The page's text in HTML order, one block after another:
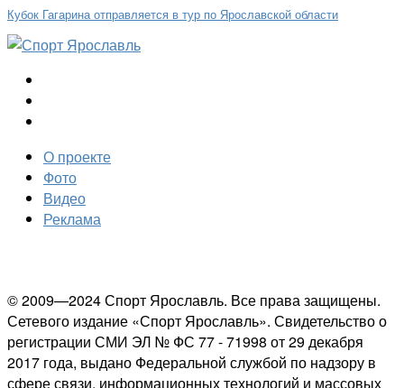
Кубок Гагарина отправляется в тур по Ярославской области
О проекте
Фото
Видео
Реклама
© 2009—2024 Спорт Ярославль. Все права защищены.
Сетевого издание «Спорт Ярославль». Свидетельство о
регистрации СМИ ЭЛ № ФС 77 - 71998 от 29 декабря
2017 года, выдано Федеральной службой по надзору в
сфере связи, информационных технологий и массовых